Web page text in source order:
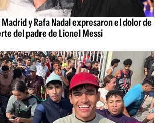
y Rafa Nadal expresaron el dolor de
del padre de Lionel Messi